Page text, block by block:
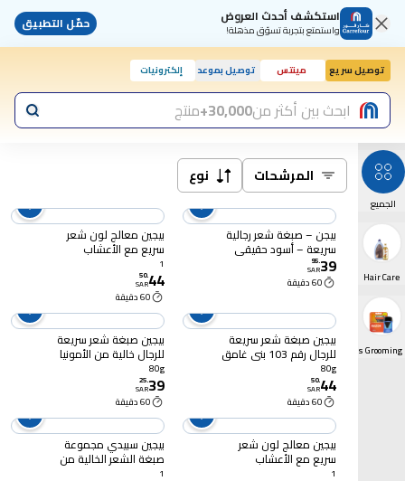
استكشف أحدث العروض
واستمتع بتجربة تسوّق مذهلة! حمّل التطبيق
توصيل سريع مينتس توصيل بموعد إلكترونيات
ابحث بين أكثر من30,000+ منتج
الجميع
Hair Care
Men's Grooming
المرشحات نوع
بيجن – صبغة شعر رجالية
سريعة – أسود حقيقي
100 – خالية من الأمونيا
39
.
95
SAR
60 دقيقة
بيجين معالج لون شعر
سريع مع الأعشاب
بني 80 جرام
1
44
.
50
SAR
60 دقيقة
بيجين صبغة شعر سريعة
للرجال رقم 103 بني غامق
80 جرام
80g
44
.
50
SAR
60 دقيقة
بيجين صبغة شعر سريعة
للرجال خالية من الأمونيا
اللون البني 80 جرام
80g
39
.
25
SAR
60 دقيقة
بيجين معالج لون شعر
سريع مع الأعشاب
1
بيجين سبيدي مجموعة
صبغة الشعر الخالية من
1